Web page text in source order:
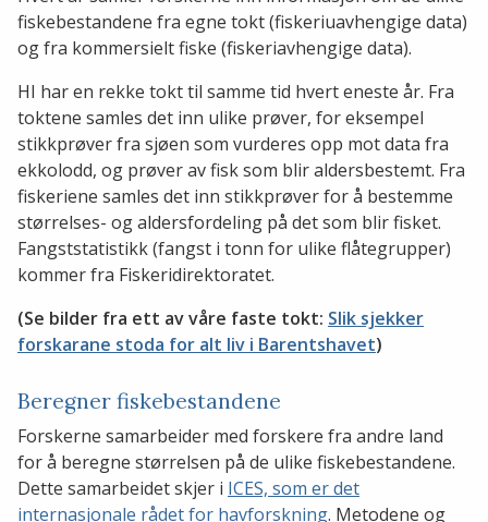
fiskebestandene fra egne tokt (fiskeriuavhengige data)
og fra kommersielt fiske (fiskeriavhengige data).
HI har en rekke tokt til samme tid hvert eneste år. Fra
toktene samles det inn ulike prøver, for eksempel
stikkprøver fra sjøen som vurderes opp mot data fra
ekkolodd, og prøver av fisk som blir aldersbestemt. Fra
fiskeriene samles det inn stikkprøver for å bestemme
størrelses- og aldersfordeling på det som blir fisket.
Fangststatistikk (fangst i tonn for ulike flåtegrupper)
kommer fra Fiskeridirektoratet.
(Se bilder fra ett av våre faste tokt: Slik sjekker
forskarane stoda for alt liv i Barentshavet)
Beregner fiskebestandene
Forskerne samarbeider med forskere fra andre land
for å beregne størrelsen på de ulike fiskebestandene.
Dette samarbeidet skjer i ICES, som er det
internasjonale rådet for havforskning. Metodene og